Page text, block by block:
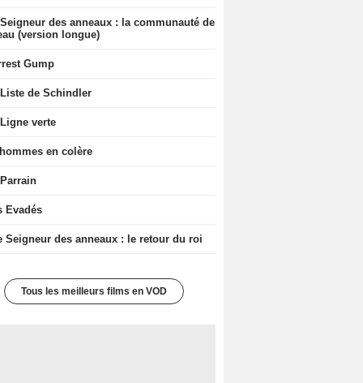
des anneaux : la communauté de
(version longue)
Gump
de Schindler
verte
en colère
Evadés
Seigneur des anneaux : le retour du roi
Tous les meilleurs films en VOD